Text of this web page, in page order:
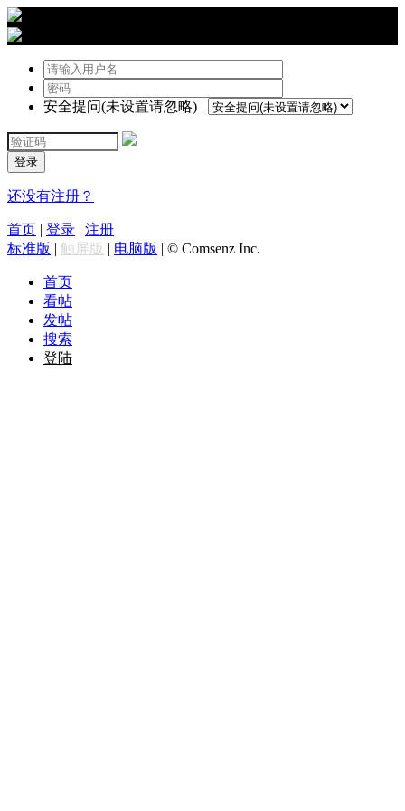
安全提问(未设置请忽略)
登录
还没有注册？
首页 | 登录 | 注册
标准版 | 触屏版 | 电脑版 | © Comsenz Inc.
首页
看帖
发帖
搜索
登陆